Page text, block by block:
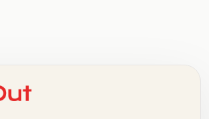
.   .   .   .   .   .   +   .   .